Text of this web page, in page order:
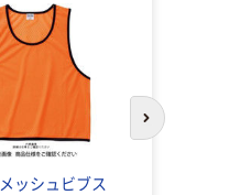
ッシュビブス
次のスライド